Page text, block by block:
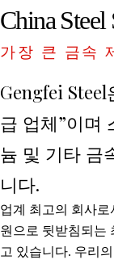
China
가장 큰 금속
Gengfei Steel
급 업체”이며
늄 및 기타 금
니다.
업계 최고의 회사로
원으로 뒷받침되는
고 있습니다. 우리